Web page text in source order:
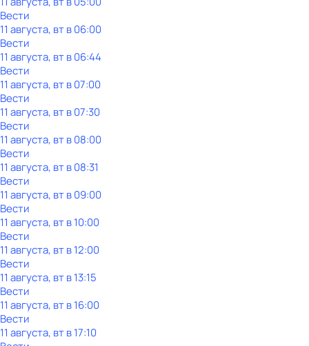
Вести
11 августа, вт в 06:00
Вести
11 августа, вт в 06:44
Вести
11 августа, вт в 07:00
Вести
11 августа, вт в 07:30
Вести
11 августа, вт в 08:00
Вести
11 августа, вт в 08:31
Вести
11 августа, вт в 09:00
Вести
11 августа, вт в 10:00
Вести
11 августа, вт в 12:00
Вести
11 августа, вт в 13:15
Вести
11 августа, вт в 16:00
Вести
11 августа, вт в 17:10